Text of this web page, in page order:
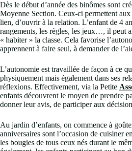
Dès le début d’année des binômes sont
Moyenne Section. Ceux-ci permettent
lien, d’ouvrir à la relation. L’enfant de 4
rangements, les règles, les jeux…, il peut
« habiter » la classe. Cela favorise
apprennent à faire seul, à demander de
L’autonomie est travaillée de façon à ce
physiquement mais également dans ses
réflexions. Effectivement, via la Petite
enfants découvrent le moyen de prendre
donner leur avis, de participer aux
Au jardin d’enfants, on commence à
anniversaires sont l’occasion de cuisiner
les bougies de tous ceux nés durant le